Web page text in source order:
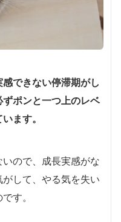
できない停滞期がし
ポンと一つ上のレベ
ます。
ので、成長実感がな
して、やる気を失い
す。